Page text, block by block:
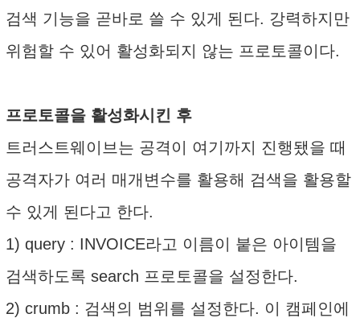
검색 기능을 곧바로 쓸 수 있게 된다. 강력하지만
위험할 수 있어 활성화되지 않는 프로토콜이다.
프로토콜을 활성화시킨 후
트러스트웨이브는 공격이 여기까지 진행됐을 때
공격자가 여러 매개변수를 활용해 검색을 활용할
수 있게 된다고 한다.
1) query : INVOICE라고 이름이 붙은 아이템을
검색하도록 search 프로토콜을 설정한다.
2) crumb : 검색의 범위를 설정한다. 이 캠페인에